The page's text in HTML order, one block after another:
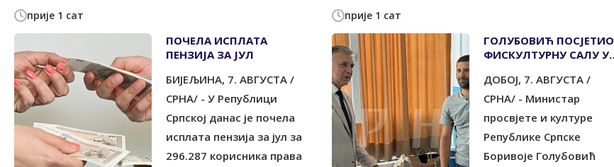
прије 1 сат
ПОЧЕЛА ИСПЛАТА
ПЕНЗИЈА ЗА ЈУЛ
БИЈЕЉИНА, 7. АВГУСТА /
СРНА/ - У Републици
Српској данас је почела
исплата пензија за јул за
296.287 корисника права
прије 1 сат
ГОЛУБОВИЋ ПОСЈЕТИО
ФИСКУЛТУРНУ САЛУ У
УРУЧИО УЏБЕНИКЕ
ДОБОЈ, 7. АВГУСТА /
СРНА/ - Министар
просвјете и културе
Републике Српске
Боривоје Голубовић